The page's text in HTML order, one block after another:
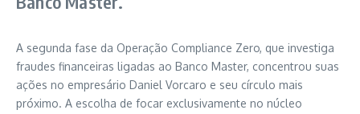
A segunda fase da Operação Compliance Zero, que investiga
fraudes financeiras ligadas ao Banco Master, concentrou suas
ações no empresário Daniel Vorcaro e seu círculo mais
próximo. A escolha de focar exclusivamente no núcleo